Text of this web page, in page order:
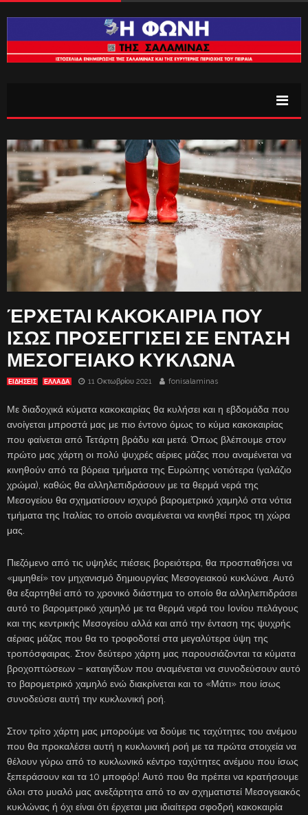
ΈΡΧΕΤΑΙ ΚΑΚΟΚΑΙΡΙΑ ΠΟΥ
ΙΣΩΣ ΠΡΟΣΕΓΓΙΣΕΙ ΣΕ ΕΝΤΑΣΗ
ΜΕΣΟΓΕΙΑΚΟ ΚΥΚΛΩΝΑ
ΕΙΔΗΣΕΙΣ ΕΛΛΑΔΑ 11 Οκτωβρίου 2021 fonisalaminas
Με διαδοχικά κύματα κακοκαιρίας θα κυλήσει και η εβδομάδα που
ανοίγεται μπροστά μας με πιο έντονο όμως το κύμα κακοκαιρίας
που φαίνεται από Τετάρτη βράδυ και μετά. Όπως βλέπουμε στον
πρώτο μας χάρτη οι πολύ ψυχρές αέριες μάζες που αναμένεται να
κινηθούν από τα βόρεια τμήματα της Ευρώπης νοτιότερα (γαλάζιο
χρώμα), καθώς θα αλληλεπιδράσουν με τα θερμά νερά της
Μεσογείου θα σχηματίσουν ισχυρό βαρομετρικό χαμηλό στα νότια
τμήματα της Ιταλίας το οποίο αναμένεται να κινηθεί προς τη χώρα
μας.
Πιεζόμενο από τις υψηλές πιέσεις βορειότερα, θα προσπαθήσει να
«μιμηθεί» τον μηχανισμό δημιουργίας Μεσογειακού κυκλώνα. Αυτό
θα εξαρτηθεί από το χρονικό διάστημα το οποίο θα αλληλεπιδράσει
αυτό το βαρομετρικό χαμηλό με τα θερμά νερά του Ιονίου πελάγους
και της κεντρικής Μεσογείου αλλά και από την ένταση της ψυχρής
αέριας μάζας που θα το τροφοδοτεί στα μεγαλύτερα ύψη της
τροπόσφαιρας. Στον δεύτερο χάρτη μας παρουσιάζονται τα κύματα
βροχοπτώσεων – καταιγίδων που αναμένεται να συνοδεύσουν αυτό
το βαρομετρικό χαμηλό ενώ διακρίνεται και το «Μάτι» που ίσως
συνοδεύσει αυτή την κυκλωνική ροή.
Στον τρίτο χάρτη μας μπορούμε να δούμε τις ταχύτητες του ανέμου
που θα προκαλέσει αυτή η κυκλωνική ροή με τα πρώτα στοιχεία να
θέλουν γύρω από το κυκλωνικό κέντρο ταχύτητες ανέμου που ίσως
ξεπεράσουν και τα 10 μποφόρ! Αυτό που θα πρέπει να κρατήσουμε
όλοι στο μυαλό μας ανεξάρτητα από το αν σχηματιστεί Μεσογειακός
κυκλώνας ή όχι είναι ότι έρχεται μια ιδιαίτερα σφοδρή κακοκαιρία